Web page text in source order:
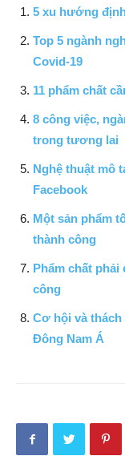
5 xu hướng
Top 5 ngành
Covid-19
11 phẩm chất
8 công việc,
trong tương lai
Nghệ thuật mô
Facebook
Một sản phẩm
thành công
Phẩm chất phải
công
Cơ hội và
Đông Nam Á